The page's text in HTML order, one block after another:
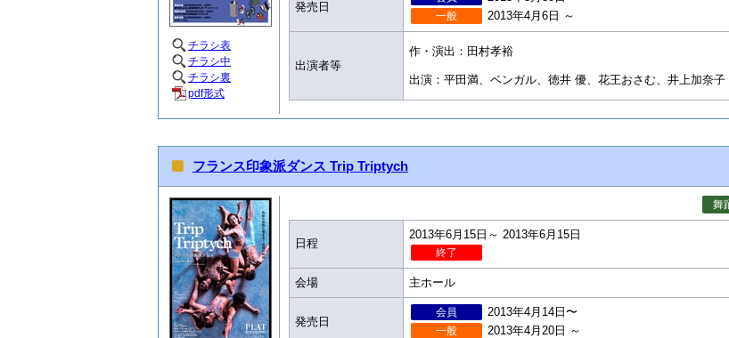
チラシ表
チラシ中
チラシ裏
pdf形式
発売日
一般 2013年4月6日 ～
出演者等
作・演出：田村孝裕
出演：平田満、ベンガル、徳井 優、花王おさむ、井上加奈子
フランス印象派ダンス Trip Triptych
舞
日程
2013年6月15日～ 2013年6月15日
終了
会場 主ホール
発売日
会員 2013年4月14日〜
一般 2013年4月20日 ～